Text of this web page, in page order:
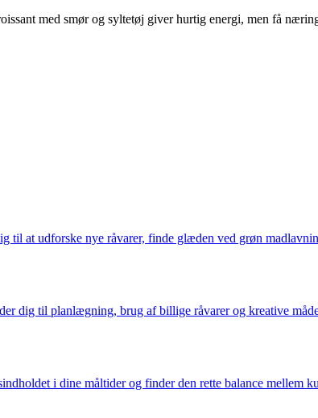
med smør og syltetøj giver hurtig energi, men få
at udforske nye råvarer, finde glæden ved grøn
dig til planlægning, brug af billige råvarer og kreative
i dine måltider og finder den rette balance mellem